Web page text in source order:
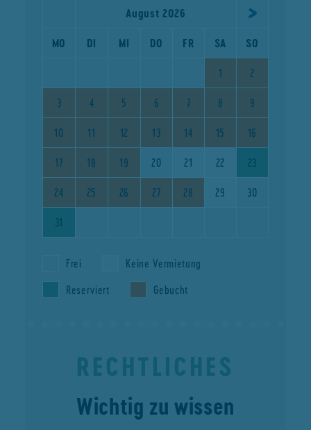
August 2026
MO DI MI DO FR SA SO
1 2
3 4 5 6 7 8 9
10 11 12 13 14 15 16
17 18 19 20 21 22 23
24 25 26 27 28 29 30
31
Frei
Keine Vermietung
Reserviert
Gebucht
RECHTLICHES
Wichtig zu wissen